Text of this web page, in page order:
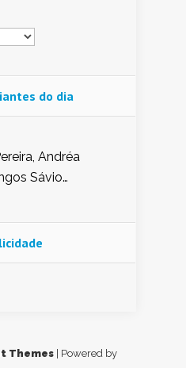
do dia
Andréa
Sávio
Fátima Peixoto,
Mesel,
Themes | Powered by